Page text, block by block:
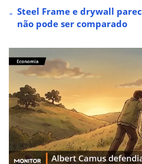
Steel Frame e drywall
não pode ser comparado